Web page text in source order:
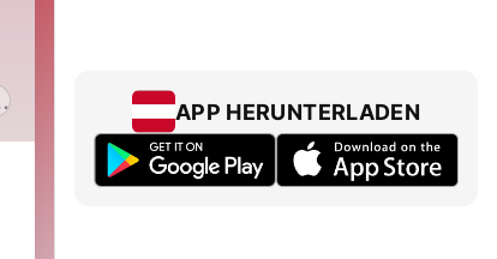
APP HERUNTERLADEN